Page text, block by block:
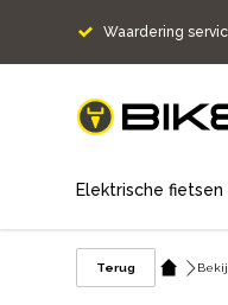
Waardering
home
Elektrische fietsen
Terug